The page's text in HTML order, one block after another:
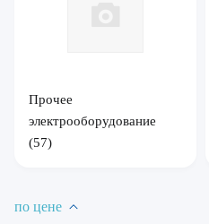
Прочее
электрооборудование
(57)
по цене